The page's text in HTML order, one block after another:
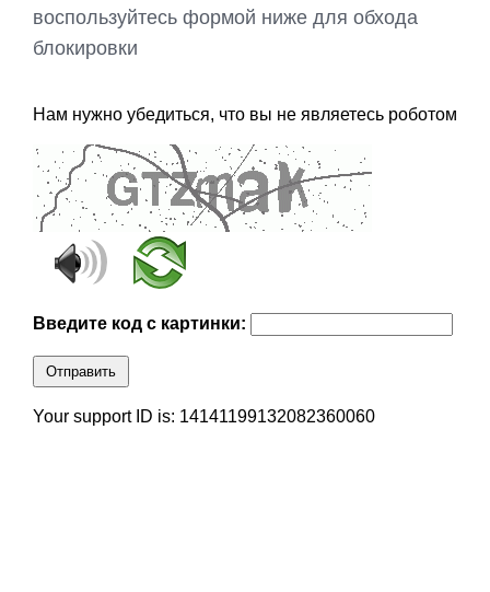
воспользуйтесь формой ниже для обхода
блокировки
Нам нужно убедиться, что вы не являетесь роботом
Введите код с картинки:
Отправить
Your support ID is: 14141199132082360060